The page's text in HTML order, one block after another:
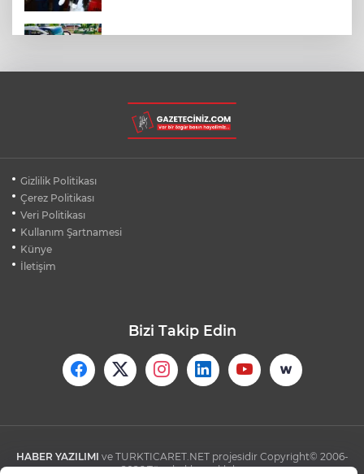
BURSA'DA DEPO YANGINI BİNAYA
SIÇRAMADAN SÖNDÜRÜLDÜ
SİLİVRİ'DE YANGIN: MAHSUR KALANLAR
Gizlilik Politikası
Çerez Politikası
Veri Politikası
Kullanım Şartnamesi
Künye
İletişim
Bizi Takip Edin
HABER YAZILIMI ve TURKTICARET.NET projesidir Copyright© 2006-
2026 Tüm hakları saklıdır.